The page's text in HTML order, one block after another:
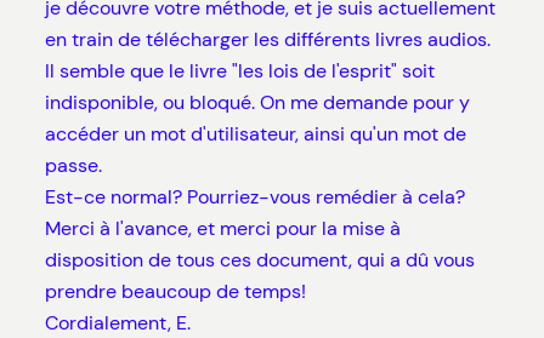
je découvre votre méthode, et je suis actuellement
en train de télécharger les différents livres audios.
Il semble que le livre "les lois de l'esprit" soit
indisponible, ou bloqué. On me demande pour y
accéder un mot d'utilisateur, ainsi qu'un mot de
passe.
Est-ce normal? Pourriez-vous remédier à cela?
Merci à l'avance, et merci pour la mise à
disposition de tous ces document, qui a dû vous
prendre beaucoup de temps!
Cordialement, E.